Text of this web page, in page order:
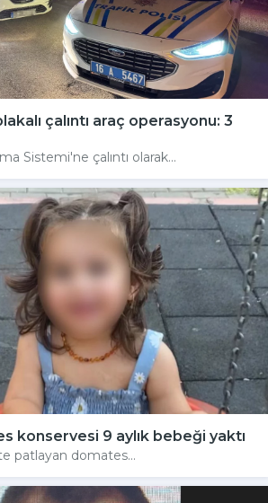
çalıntı araç operasyonu: 3
Sistemi'ne çalıntı olarak...
konservesi 9 aylık bebeği yaktı
patlayan domates...